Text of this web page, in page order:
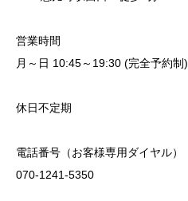
営業時間
月～日 10:45～19:30 (完全予約制)
休日不定期
電話番号（お客様専用ダイヤル）
070-1241-5350